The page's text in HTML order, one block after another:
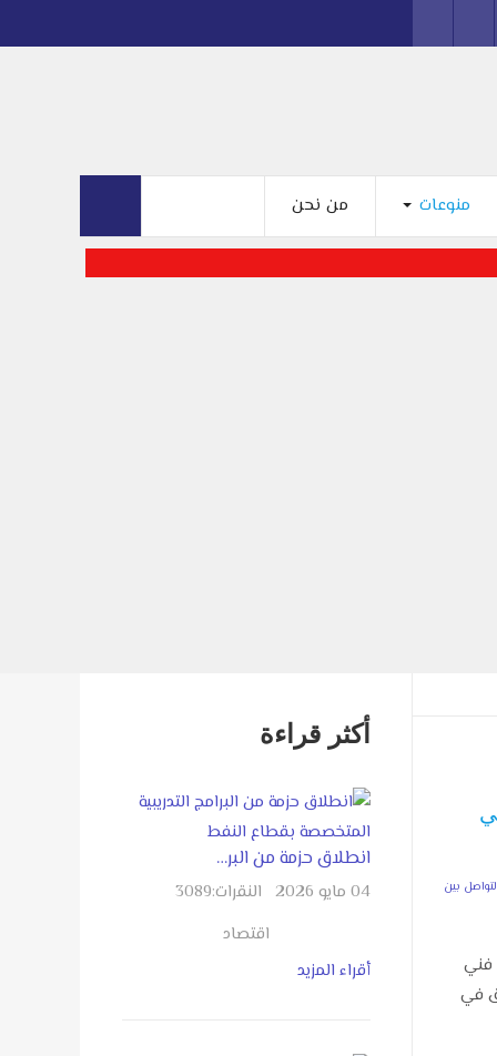
منوعات من نحن
فني
في
أكثر قراءة
انطلاق حزمة من البر…
04 مايو 2026 النقرات:3089
اقتصاد
أقراء المزيد